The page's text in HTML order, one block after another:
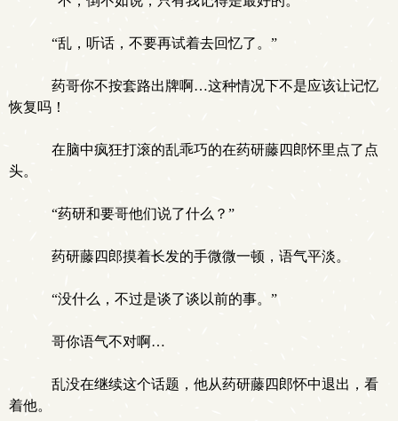
“乱，听话，不要再试着去回忆了。”
药哥你不按套路出牌啊…这种情况下不是应该让记忆
恢复吗！
在脑中疯狂打滚的乱乖巧的在药研藤四郎怀里点了点
头。
“药研和要哥他们说了什么？”
药研藤四郎摸着长发的手微微一顿，语气平淡。
“没什么，不过是谈了谈以前的事。”
哥你语气不对啊…
乱没在继续这个话题，他从药研藤四郎怀中退出，看
着他。